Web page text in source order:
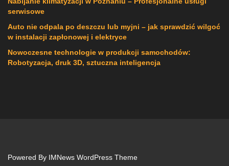
serwisowe
Auto nie odpala po deszczu lub myjni – jak sprawdzić wilgoć
w instalacji zapłonowej i elektryce
Nowoczesne technologie w produkcji samochodów:
Robotyzacja, druk 3D, sztuczna inteligencja
Powered By IMNews WordPress Theme